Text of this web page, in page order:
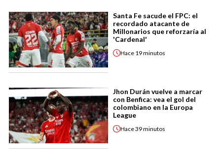
Santa Fe sacude el FPC: el
recordado atacante de
Millonarios que reforzaría al
'Cardenal'
Hace 19 minutos
Jhon Durán vuelve a marcar
con Benfica: vea el gol del
colombiano en la Europa
League
Hace39 minutos